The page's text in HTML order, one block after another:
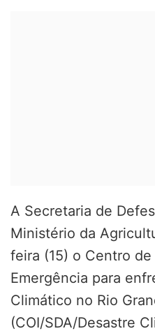
A Secretaria de
Ministério da
feira (15) o Centro
Emergência para
Climático no Rio
(COI/SDA/Desastre